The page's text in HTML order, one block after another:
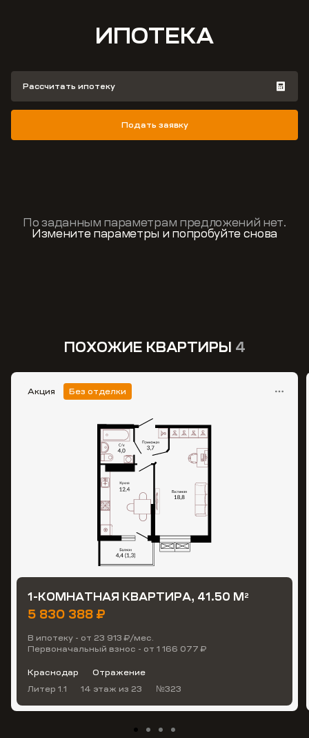
ИПОТЕКА
Подать заявку
Рассчитать ипотеку
По заданным параметрам предложений нет.
Измените параметры и попробуйте снова
ПОХОЖИЕ КВАРТИРЫ 4
Акция Без отделки
1-КОМНАТНАЯ КВАРТИРА, 41.50 М2
5 830 388 ₽
В ипотеку - от 23 913 ₽/мес.
Первоначальный взнос - от 1 166 077 ₽
Краснодар
Отражение
Литер 1.1
14 этаж из 23 №323